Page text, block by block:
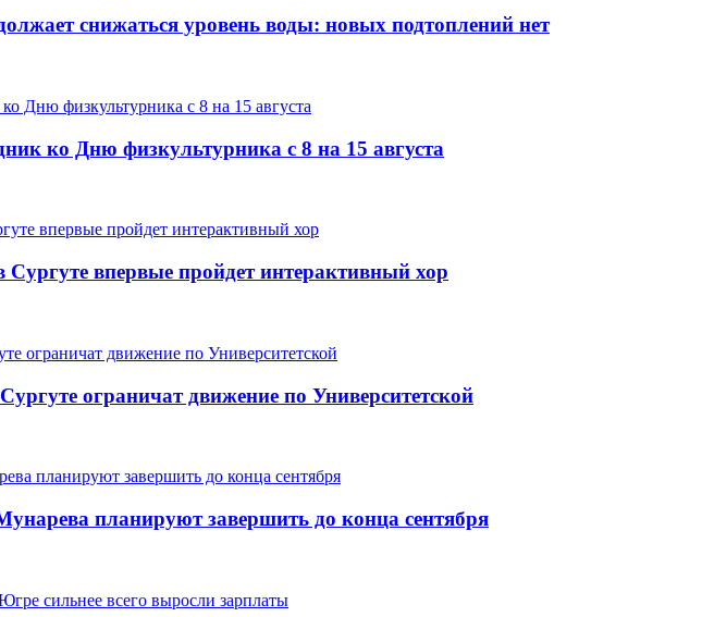
снижаться уровень воды: новых подтоплений нет
ко Дню физкультурника с 8 на 15 августа
Сургуте впервые пройдет интерактивный хор
ограничат движение по Университетской
планируют завершить до конца сентября